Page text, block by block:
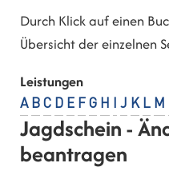
Durch Klick auf einen
Übersicht der einzelnen
Leistungen
A B C D E F G H J K L M
Jagdschein -
beantragen